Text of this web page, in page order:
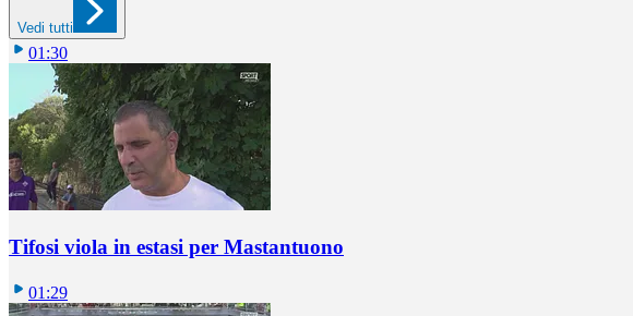
Vedi tutti
01:30
Tifosi viola in estasi per Mastantuono
01:29